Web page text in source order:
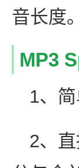
音长度。
MP3
1、
2、